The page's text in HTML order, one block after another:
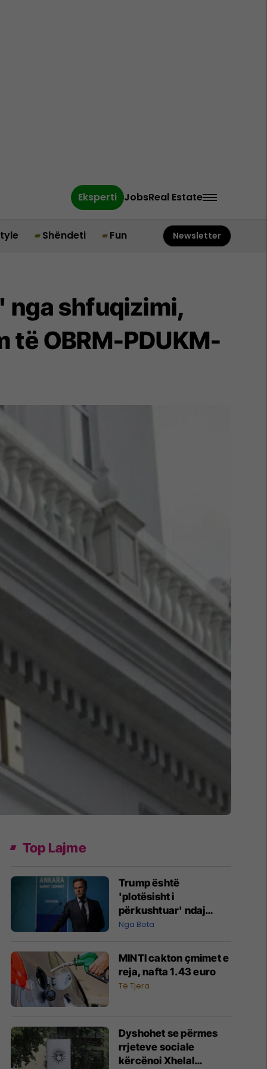
Eksperti JobsReal Estate
Shëndeti Fun Newsletter
nga shfuqizimi,
OBRM-PDUKM-
Top Lajme
Trump është
'plotësisht i
përkushtuar' ndaj
NATO-s, por ka një
Nga Bota
MINTI cakton çmimet e
reja, nafta 1.43 euro
Të Tjera
Dyshohet se përmes
rrjeteve sociale
kërcënoi Xhelal